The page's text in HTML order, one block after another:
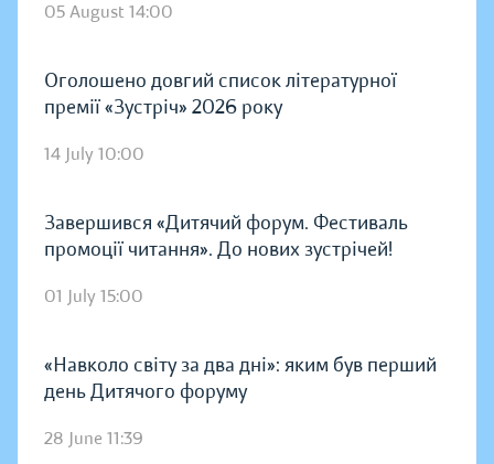
05 August 14:00
Оголошено довгий список літературної
премії «Зустріч» 2026 року
14 July 10:00
Завершився «Дитячий форум. Фестиваль
промоції читання». До нових зустрічей!
01 July 15:00
«Навколо світу за два дні»: яким був перший
день Дитячого форуму
28 June 11:39